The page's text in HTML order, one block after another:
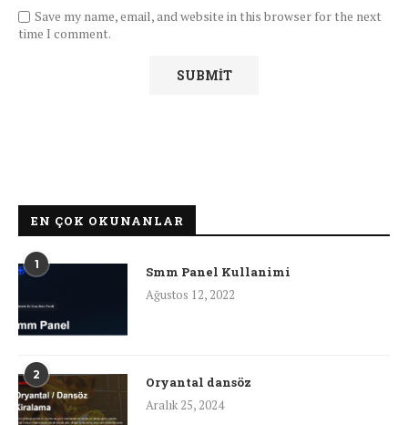
Save my name, email, and website in this browser for the next
time I comment.
EN ÇOK OKUNANLAR
1
Smm Panel Kullanimi
Ağustos 12, 2022
2
Oryantal dansöz
Aralık 25, 2024